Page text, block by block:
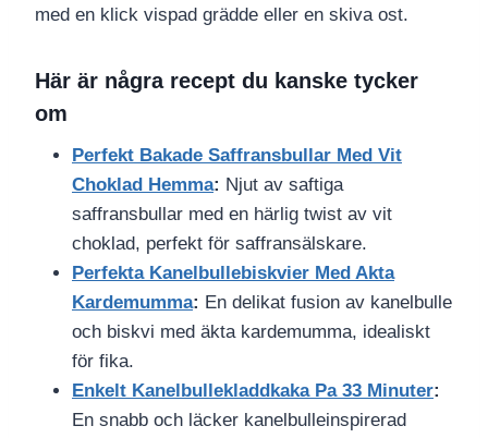
med en klick vispad grädde eller en skiva ost.
Här är några recept du kanske tycker
om
Perfekt Bakade Saffransbullar Med Vit
Choklad Hemma: Njut av saftiga
saffransbullar med en härlig twist av vit
choklad, perfekt för saffransälskare.
Perfekta Kanelbullebiskvier Med Akta
Kardemumma: En delikat fusion av kanelbulle
och biskvi med äkta kardemumma, idealiskt
för fika.
Enkelt Kanelbullekladdkaka Pa 33 Minuter:
En snabb och läcker kanelbulleinspirerad